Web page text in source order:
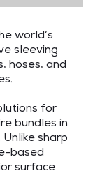
world’s
sleeving
hoses, and
for
bundles in
sharp
based
surface